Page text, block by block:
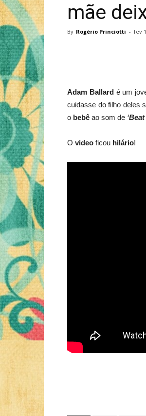
mãe
By Rogério Princiotti - fev
Adam Ballardé um
cuidasse do filho deles
o bebê ao som de ‘Beat
O video ficou hilário!